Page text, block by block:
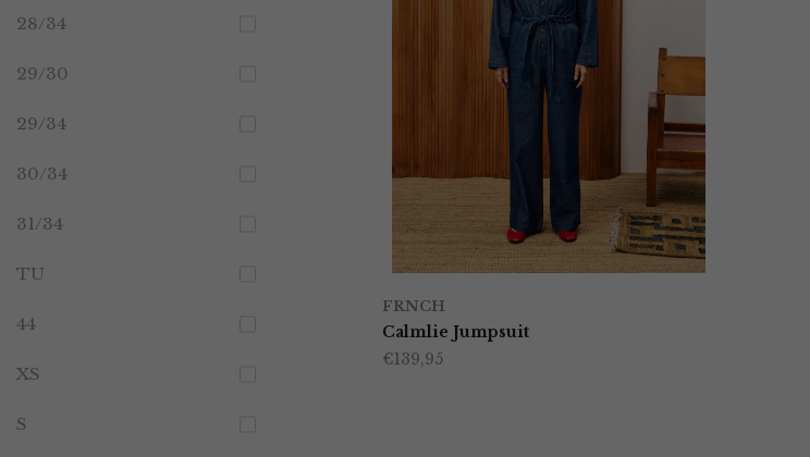
FRNCH
Calmlie Jumpsuit
€139,95
28/34
29/30
29/34
30/34
31/34
TU
44
XS
S